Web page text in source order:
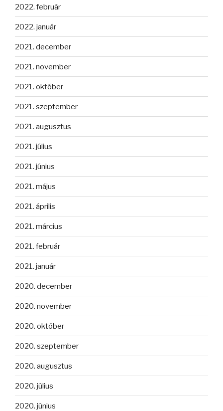
2022. február
2022. január
2021. december
2021. november
2021. október
2021. szeptember
2021. augusztus
2021. július
2021. június
2021. május
2021. április
2021. március
2021. február
2021. január
2020. december
2020. november
2020. október
2020. szeptember
2020. augusztus
2020. július
2020. június